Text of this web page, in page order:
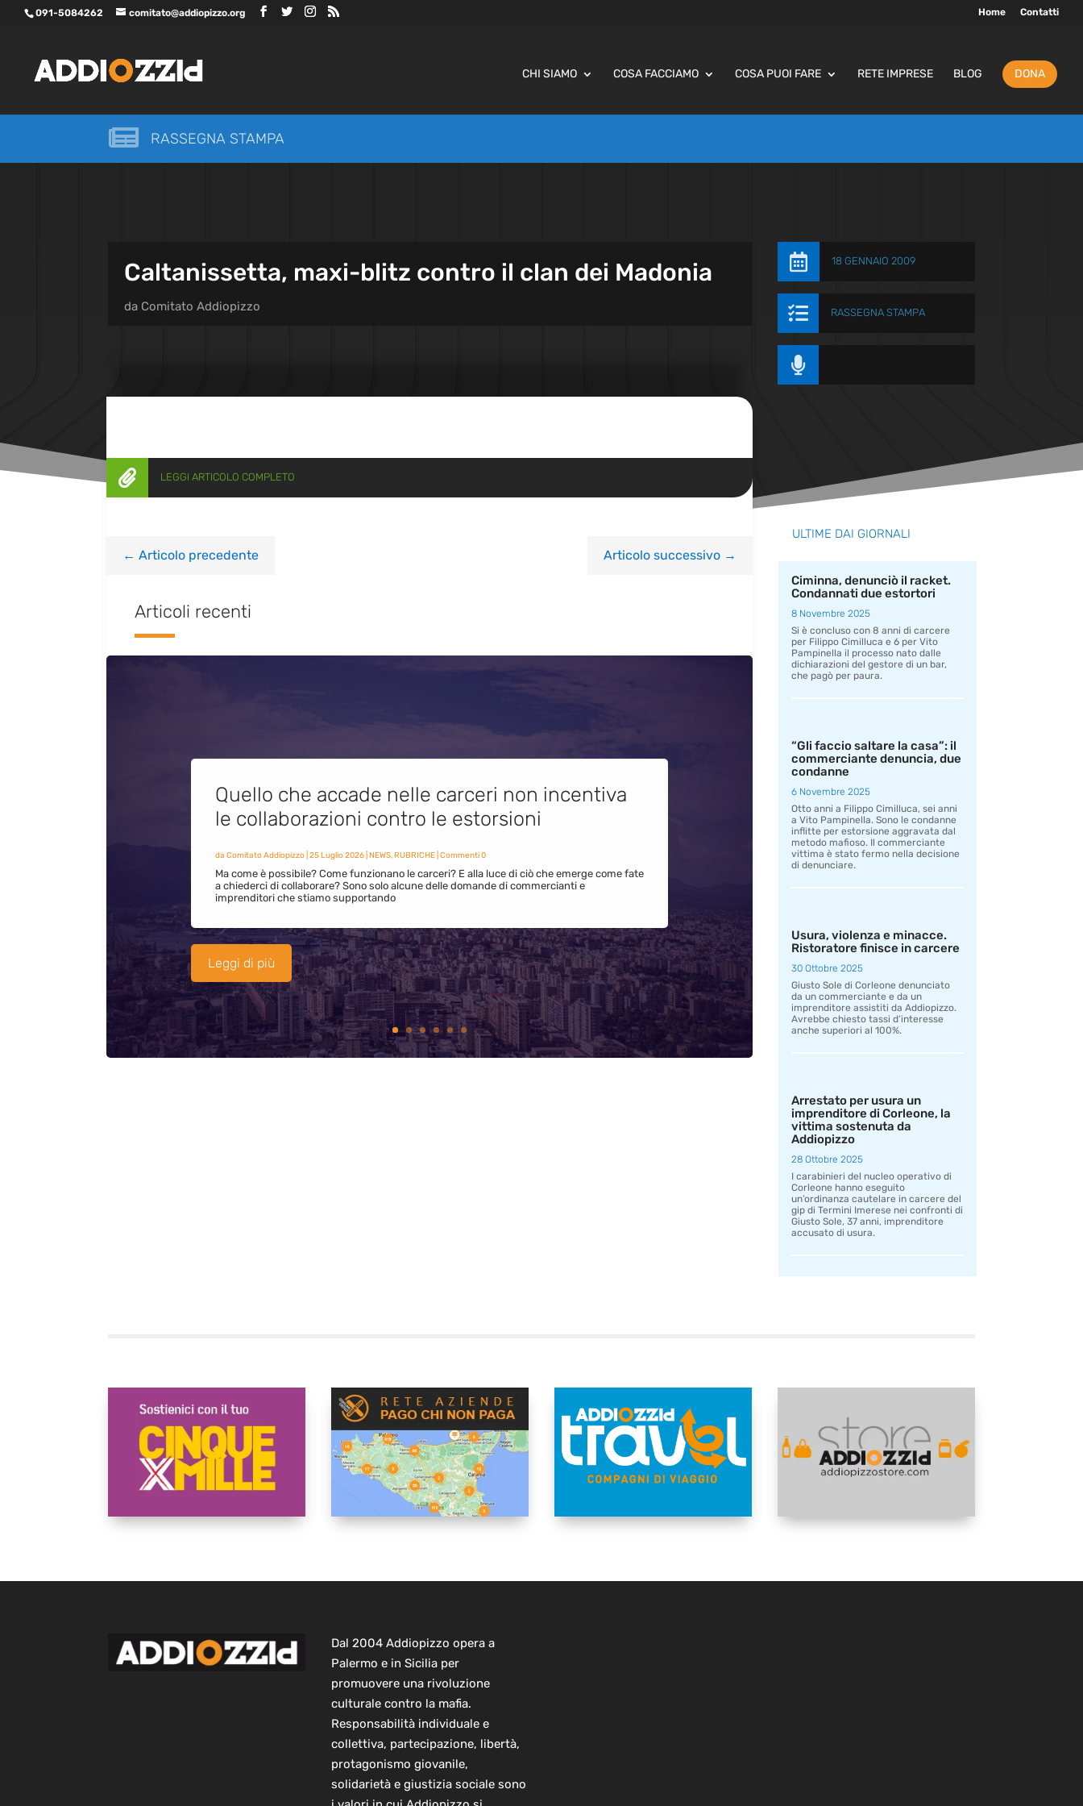
091-5084262 comitato@addiopizzo.org Home Contatti
CHI SIAMO COSA FACCIAMO COSA PUOI FARE RETE IMPRESE BLOG DONA
 RASSEGNA STAMPA
Caltanissetta, maxi-blitz contro il clan dei Madonia
da Comitato Addiopizzo
 18 GENNAIO 2009
 RASSEGNA STAMPA

 LEGGI ARTICOLO COMPLETO
← Articolo precedente Articolo successivo→
Articoli recenti
Quello che accade nelle carceri non incentiva
le collaborazioni contro le estorsioni
da Comitato Addiopizzo| 25 Luglio 2026| NEWS,RUBRICHE| Commenti 0
Ma come è possibile? Come funzionano le carceri? E alla luce di ciò che emerge come fate
a chiederci di collaborare? Sono solo alcune delle domande di commercianti e
imprenditori che stiamo supportando
Leggi di più
ULTIME DAI GIORNALI
Ciminna, denunciò il racket.
Condannati due estortori
8 Novembre 2025
Si è concluso con 8 anni di carcere
per Filippo Cimilluca e 6 per Vito
Pampinella il processo nato dalle
dichiarazioni del gestore di un bar,
che pagò per paura.
“Gli faccio saltare la casa”: il
commerciante denuncia, due
condanne
6 Novembre 2025
Otto anni a Filippo Cimilluca, sei anni
a Vito Pampinella. Sono le condanne
inflitte per estorsione aggravata dal
metodo mafioso. Il commerciante
vittima è stato fermo nella decisione
di denunciare.
Usura, violenza e minacce.
Ristoratore finisce in carcere
30 Ottobre 2025
Giusto Sole di Corleone denunciato
da un commerciante e da un
imprenditore assistiti da Addiopizzo.
Avrebbe chiesto tassi d’interesse
anche superiori al 100%.
Arrestato per usura un
imprenditore di Corleone, la
vittima sostenuta da
Addiopizzo
28 Ottobre 2025
I carabinieri del nucleo operativo di
Corleone hanno eseguito
un’ordinanza cautelare in carcere del
gip di Termini Imerese nei confronti di
Giusto Sole, 37 anni, imprenditore
accusato di usura.
Dal 2004 Addiopizzo opera a
Palermo e in Sicilia per
promuovere una rivoluzione
culturale contro la mafia.
Responsabilità individuale e
collettiva, partecipazione, libertà,
protagonismo giovanile,
solidarietà e giustizia sociale sono